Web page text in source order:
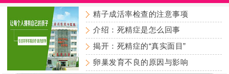
精子成活率检查的注意事项
介绍：死精症是怎么回事
揭开：死精症的“真实面目”
卵巢发育不良的原因与影响